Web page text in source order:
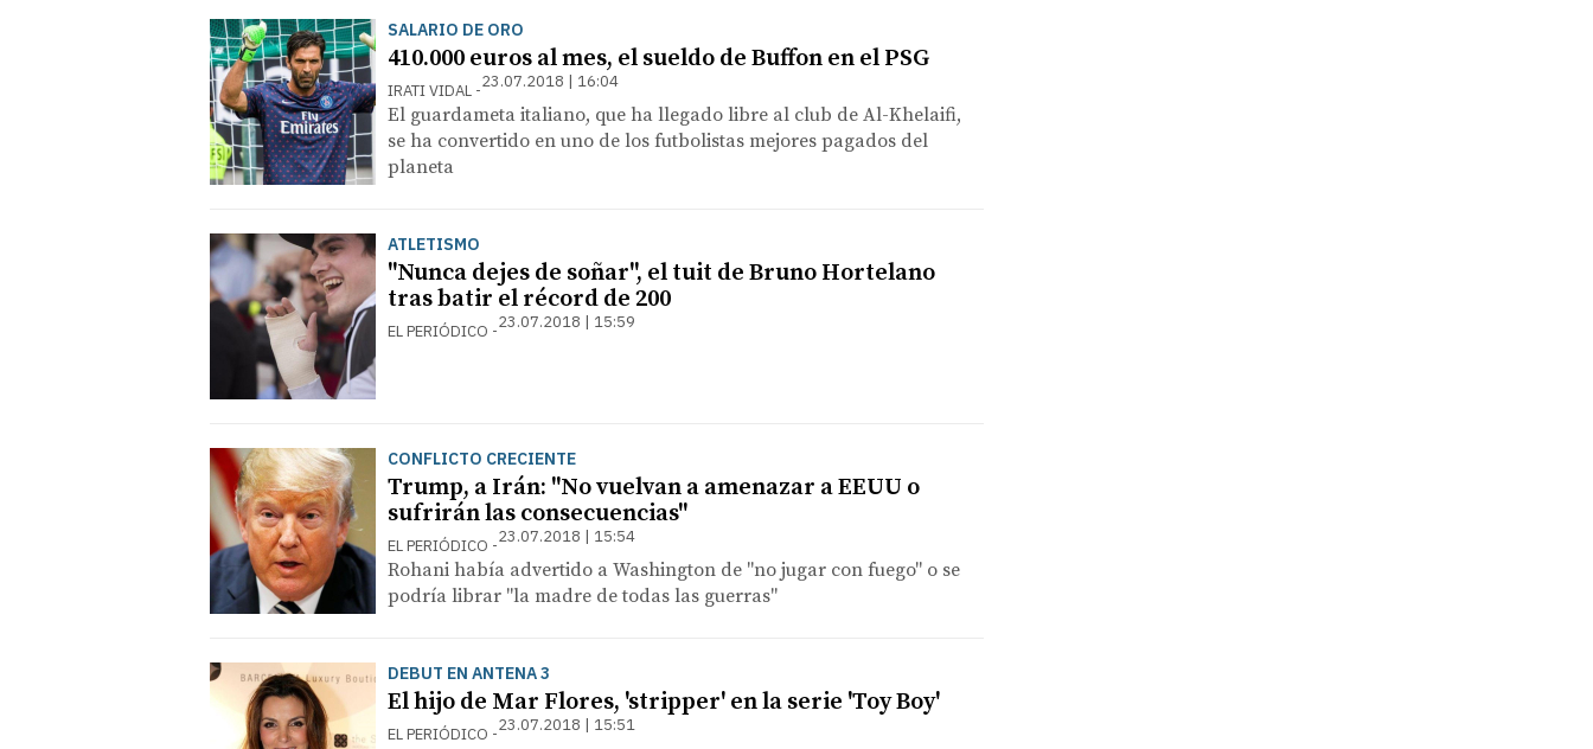
SALARIO DE ORO
410.000 euros al mes, el sueldo de Buffon en el PSG
IRATI VIDAL 23.07.2018 | 16:04
El guardameta italiano, que ha llegado libre al club de Al-Khelaifi,
se ha convertido en uno de los futbolistas mejores pagados del
planeta
ATLETISMO
"Nunca dejes de soñar", el tuit de Bruno Hortelano
tras batir el récord de 200
EL PERIÓDICO 23.07.2018 | 15:59
CONFLICTO CRECIENTE
Trump, a Irán: "No vuelvan a amenazar a EEUU o
sufrirán las consecuencias"
EL PERIÓDICO 23.07.2018 | 15:54
Rohani había advertido a Washington de "no jugar con fuego" o se
podría librar "la madre de todas las guerras"
DEBUT EN ANTENA 3
El hijo de Mar Flores, 'stripper' en la serie 'Toy Boy'
EL PERIÓDICO 23.07.2018 | 15:51